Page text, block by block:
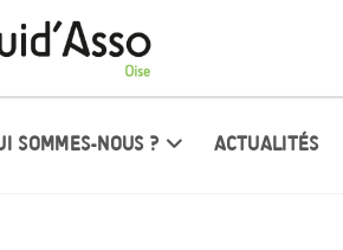
SOMMES-NOUS ? ACTUALITÉS